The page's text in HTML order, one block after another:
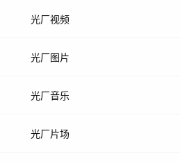
光厂视频
上传视频
光厂图片
上传图片
光厂音乐
热门音乐
光厂片场